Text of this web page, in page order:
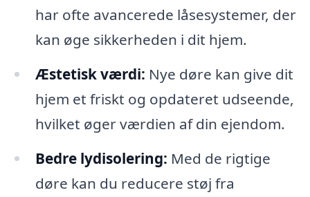
har ofte avancerede låsesystemer, der
kan øge sikkerheden i dit hjem.
Æstetisk værdi: Nye døre kan give dit
hjem et friskt og opdateret udseende,
hvilket øger værdien af din ejendom.
Bedre lydisolering: Med de rigtige
døre kan du reducere støj fra